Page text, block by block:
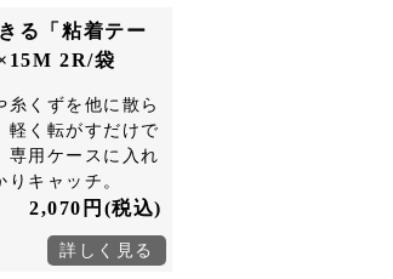
る「粘着テー
2R/袋
2,070円(税込)
糸くずを他に散ら
軽く転がすだけで
専用ケースに入れ
キャッチ。